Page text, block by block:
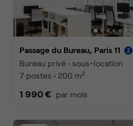
Passage du Bureau, Paris 11
Bureau privé • sous-location
7 postes • 200 m2
1 990 € par mois